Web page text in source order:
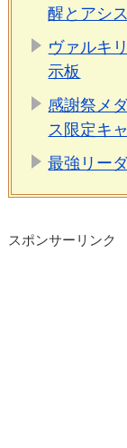
醒とアシ
ヴァルキ
示板
感謝祭メ
ス限定キ
最強リー
スポンサーリンク